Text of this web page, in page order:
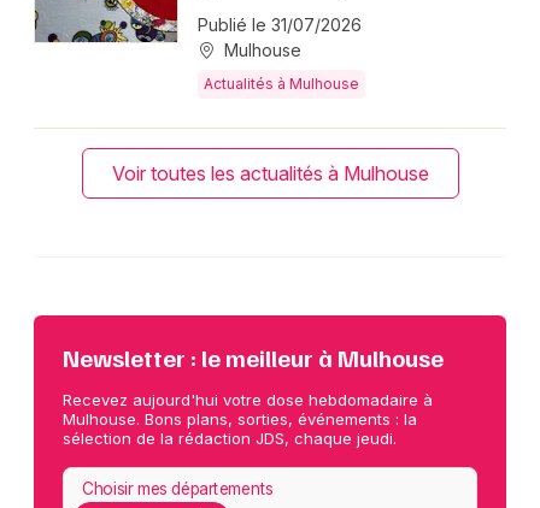
Publié le 31/07/2026
Mulhouse
Actualités à Mulhouse
Voir toutes les actualités à Mulhouse
Newsletter : le meilleur à Mulhouse
Recevez aujourd'hui votre dose hebdomadaire à
Mulhouse. Bons plans, sorties, événements : la
sélection de la rédaction JDS, chaque jeudi.
Choisir mes départements